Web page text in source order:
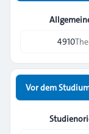
4910
Vor dem